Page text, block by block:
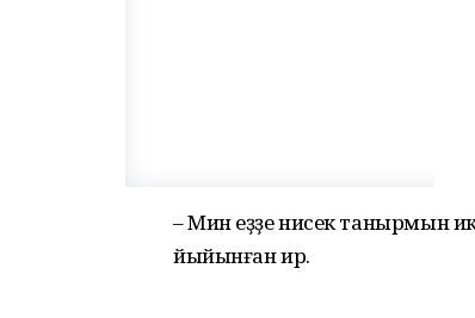
– Мин һеҙҙе нисек танырмын
йыйынған ир.